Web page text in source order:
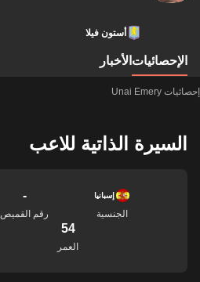
أستون فيلا
الإحصائيات الأخبار
إحصائيات Unai Emery
السيرة الذاتية للاعب
إسبانيا
الجنسية
-
رقم القميص
54
العمر